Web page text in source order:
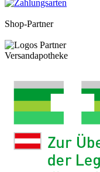
Shop-Partner
Versandapotheke